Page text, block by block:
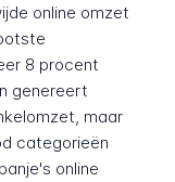
online omzet
8 procent
genereert
maar
categorieën
online